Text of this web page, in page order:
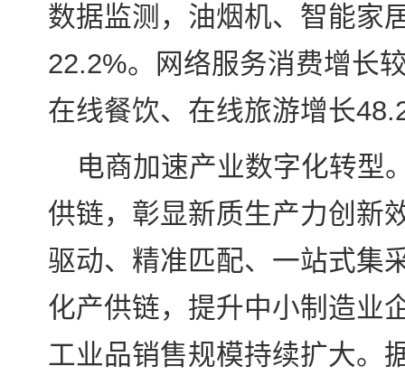
数据监测，油烟机、智能家
22.2%。网络服务消费增长
在线餐饮、在线旅游增长
电商加速产业数字化转型
供链，彰显新质生产力创新
驱动、精准匹配、一站式集
化产供链，提升中小制造业
工业品销售规模持续扩大。